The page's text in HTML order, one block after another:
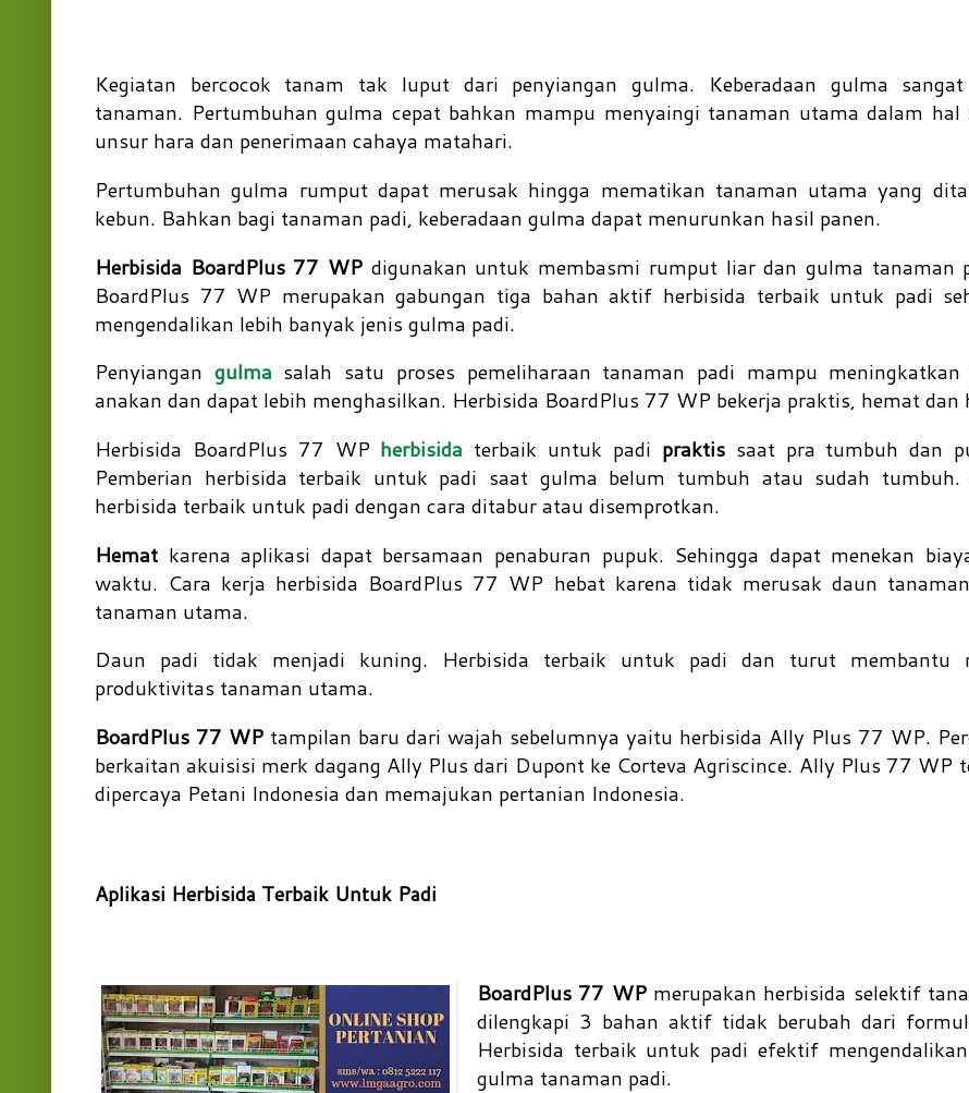
Kegiatan bercocok tanam tak luput dari penyiangan gulma. Keberadaan gulma sangat
tanaman. Pertumbuhan gulma cepat bahkan mampu menyaingi tanaman utama dalam hal
unsur hara dan penerimaan cahaya matahari.
Pertumbuhan gulma rumput dapat merusak hingga mematikan tanaman utama yang
kebun. Bahkan bagi tanaman padi, keberadaan gulma dapat menurunkan hasil panen.
Herbisida BoardPlus 77 WP digunakan untuk membasmi rumput liar dan gulma tanaman
BoardPlus 77 WP merupakan gabungan tiga bahan aktif herbisida terbaik untuk padi
mengendalikan lebih banyak jenis gulma padi.
Penyiangan gulma salah satu proses pemeliharaan tanaman padi mampu meningkatkan
anakan dan dapat lebih menghasilkan. Herbisida BoardPlus 77 WP bekerja praktis, hemat dan
Herbisida BoardPlus 77 WP herbisida terbaik untuk padi praktis saat pra tumbuh dan
Pemberian herbisida terbaik untuk padi saat gulma belum tumbuh atau sudah tumbuh.
herbisida terbaik untuk padi dengan cara ditabur atau disemprotkan.
Hemat karena aplikasi dapat bersamaan penaburan pupuk. Sehingga dapat menekan
waktu. Cara kerja herbisida BoardPlus 77 WP hebat karena tidak merusak daun
tanaman utama.
Daun padi tidak menjadi kuning. Herbisida terbaik untuk padi dan turut membantu
produktivitas tanaman utama.
BoardPlus 77 WP tampilan baru dari wajah sebelumnya yaitu herbisida Ally Plus 77 WP.
berkaitan akuisisi merk dagang Ally Plus dari Dupont ke Corteva Agriscince. Ally Plus 77 WP
dipercaya Petani Indonesia dan memajukan pertanian Indonesia.
Aplikasi Herbisida Terbaik Untuk Padi
BoardPlus 77 WPmerupakan herbisida selektif
dilengkapi 3 bahan aktif tidak berubah dari
Herbisida terbaik untuk padi efektif
gulma tanaman padi.